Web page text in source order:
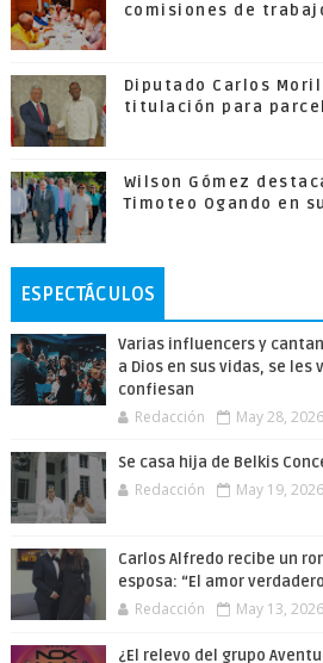
comisiones de
Diputado Carlos
titulación para
Wilson Gómez
Timoteo Ogando en
ESPECTÁCULOS
Varias influencers y
a Dios en sus vidas, se les
confiesan
Redacción May 28, 2026
Se casa hija de Belkis
Redacción May 19, 2026
Carlos Alfredo recibe un
esposa: “El amor
Redacción May 13, 2026
¿El relevo del grupo